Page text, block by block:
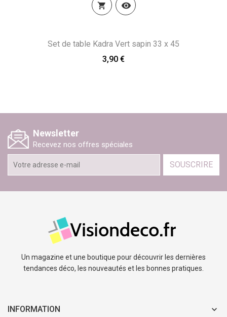
 
Set de table Kadra Vert sapin 33 x 45
3,90 €
Newsletter
Recevez nos offres spéciales
SOUSCRIRE
Un magazine et une boutique pour découvrir les dernières
tendances déco, les nouveautés et les bonnes pratiques.
INFORMATION